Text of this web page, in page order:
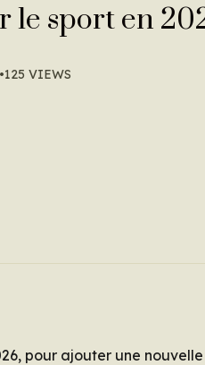
le sport en
•125 VIEWS
pour ajouter une